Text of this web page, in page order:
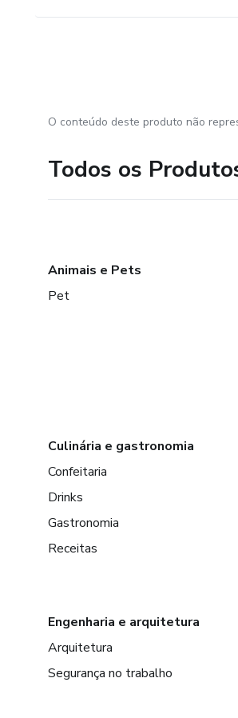
O conteúdo deste produto não
Todos os
Animais e Pets
Pet
Culinária e gastronomia
Confeitaria
Drinks
Gastronomia
Receitas
Engenharia e arquitetura
Arquitetura
Segurança no trabalho